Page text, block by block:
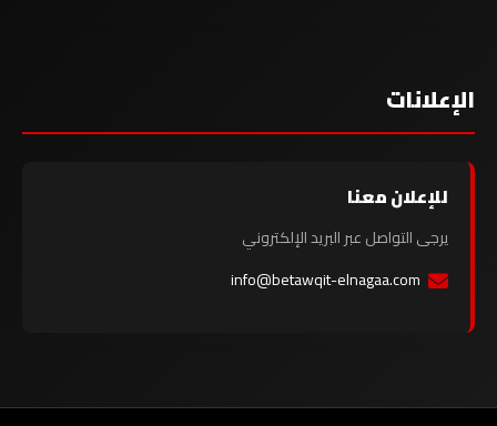
الإعلانات
للإعلان معنا
يرجى التواصل عبر البريد الإلكتروني
info@betawqit-elnagaa.com